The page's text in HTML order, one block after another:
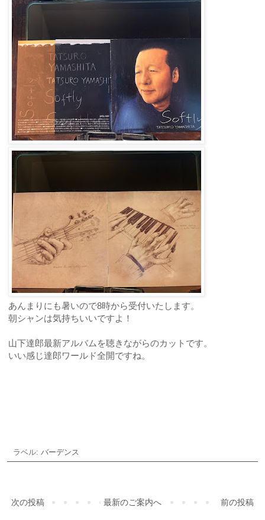
あんまりにも暑いので8時から受付いたします。
朝シャンは気持ちいいですよ！
山下達郎最新アルバムを聴きながらのカットです。
いい感じ達郎ワールド全開ですね。
ラベル: バーデンス
次の投稿 前の投稿
最新のご案内へ